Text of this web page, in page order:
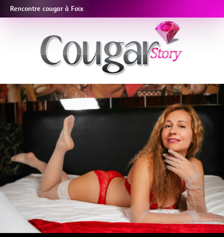
Rencontre cougar à Foix